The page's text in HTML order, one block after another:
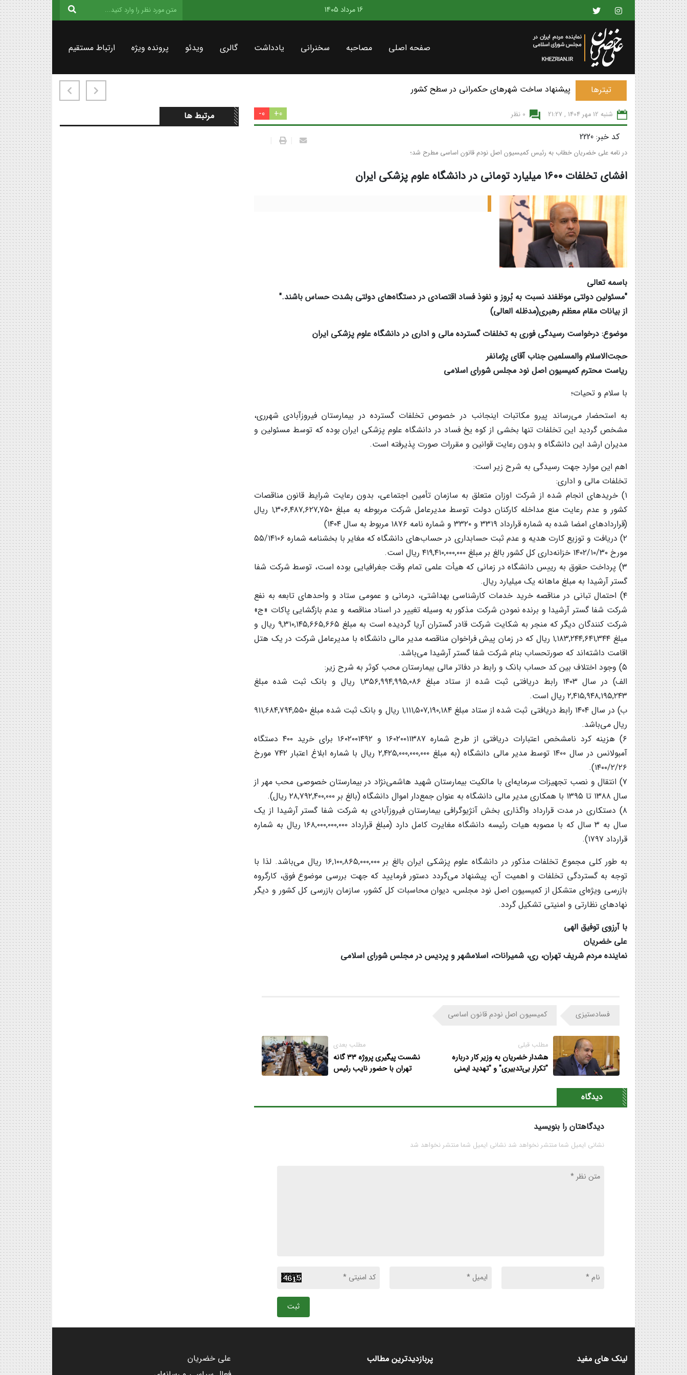
16 مرداد 1405
صفحه اصلی مصاحبه سخنرانی یادداشت گالری ویدئو پرونده ویژه ارتباط مستقیم
تیترها پیشنهاد ساخت شهرهای حکمرانی در سطح کشور
شنبه 12 مهر 1404 , 21:27 0 نظر 0+
0-
کد خبر: 2220
در نامه علی خضریان خطاب به رئیس کمیسیون اصل نودم قانون اساسی مطرح شد؛
افشای تخلفات ۱۶۰۰ میلیارد تومانی در دانشگاه علوم پزشکی ایران
باسمه تعالی
"مسئولین دولتی موظفند نسبت به بُروز و نفوذ فساد اقتصادی در دستگاه‌های دولتی بشدت حساس باشند."
از بیانات مقام معظم رهبری(مدظله العالی)
موضوع: درخواست رسیدگی فوری به تخلفات گسترده مالی و اداری در دانشگاه علوم پزشکی ایران
حجت‌الاسلام والمسلمین جناب آقای پژمانفر
ریاست محترم کمیسیون اصل نود مجلس شورای اسلامی
با سلام و تحیات؛
به استحضار می‌رساند پیرو مکاتبات اینجانب در خصوص تخلفات گسترده در بیمارستان فیروزآبادی شهرری،
مشخص گردید این تخلفات تنها بخشی از کوه یخ فساد در دانشگاه علوم پزشکی ایران بوده که توسط مسئولین و
مدیران ارشد این دانشگاه و بدون رعایت قوانین و مقررات صورت پذیرفته است.
اهم این موارد جهت رسیدگی به شرح زیر است:
تخلفات مالی و اداری:
۱) خریدهای انجام شده از شرکت اوزان متعلق به سازمان تأمین اجتماعی، بدون رعایت شرایط قانون مناقصات
کشور و عدم رعایت منع مداخله کارکنان دولت توسط مدیرعامل شرکت مربوطه به مبلغ ۱,۳۰۶,۴۸۷,۶۲۷,۷۵۰ ریال
(قراردادهای امضا شده به شماره قرارداد ۳۳۱۹ و ۳۳۲۰ و شماره نامه ۱۸۷۶ مربوط به سال ۱۴۰۴)
۲) دریافت و توزیع کارت هدیه و عدم ثبت حسابداری در حساب‌های دانشگاه که مغایر با بخشنامه شماره ۵۵/۱۴۱۰۶
مورخ ۱۴۰۲/۱۰/۳۰ خزانه‌داری کل کشور بالغ بر مبلغ ۴۱۹,۴۱۰,۰۰۰,۰۰۰ ریال است.
۳) پرداخت حقوق به رییس دانشگاه در زمانی که هیأت علمی تمام وقت جغرافیایی بوده است، توسط شرکت شفا
گستر آرشیدا به مبلغ ماهانه یک میلیارد ریال.
۴) احتمال تبانی در مناقصه خرید خدمات کارشناسی بهداشتی، درمانی و عمومی ستاد و واحدهای تابعه به نفع
شرکت شفا گستر آرشیدا و برنده نمودن شرکت مذکور به وسیله تغییر در اسناد مناقصه و عدم بازگشایی پاکات «ج»
شرکت کنندگان دیگر که منجر به شکایت شرکت قادر گستران آریا گردیده است به مبلغ ۹,۳۱۰,۱۴۵,۶۶۵,۶۶۵ ریال و
مبلغ ۱,۱۸۳,۲۴۴,۶۴۱,۳۴۴ ریال که در زمان پیش فراخوان مناقصه مدیر مالی دانشگاه با مدیرعامل شرکت در یک هتل
اقامت داشته‌اند که صورتحساب بنام شرکت شفا گستر آرشیدا می‌باشد.
۵) وجود اختلاف بین کد حساب بانک و رابط در دفاتر مالی بیمارستان محب کوثر به شرح زیر:
الف) در سال ۱۴۰۳ رابط دریافتی ثبت شده از ستاد مبلغ ۱,۳۵۶,۹۹۴,۹۹۵,۰۸۶ ریال و بانک ثبت شده مبلغ
۲,۴۱۵,۹۴۸,۱۹۵,۲۴۳ ریال است.
ب) در سال ۱۴۰۴ رابط دریافتی ثبت شده از ستاد مبلغ ۱,۱۱۱,۵۰۷,۱۹۰,۱۸۴ ریال و بانک ثبت شده مبلغ ۹۱۱,۶۸۴,۷۹۴,۵۵۰
ریال می‌باشد.
۶) هزینه کرد نامشخص اعتبارات دریافتی از طرح شماره ۱۶۰۲۰۰۱۱۳۸۷ و ۱۶۰۲۰۰۱۴۹۲ برای خرید ۴۰۰ دستگاه
آمبولانس در سال ۱۴۰۰ توسط مدیر مالی دانشگاه (به مبلغ ۲,۴۲۵,۰۰۰,۰۰۰,۰۰۰ ریال با شماره ابلاغ اعتبار ۷۴۲ مورخ
۱۴۰۰/۲/۲۶).
۷) انتقال و نصب تجهیزات سرمایه‌ای با مالکیت بیمارستان شهید هاشمی‌نژاد در بیمارستان خصوصی محب مهر از
سال ۱۳۸۸ تا ۱۳۹۵ با همکاری مدیر مالی دانشگاه به عنوان جمع‌دار اموال دانشگاه (بالغ بر ۲۸,۷۹۲,۴۰۰,۰۰۰ ریال).
۸) دستکاری در مدت قرارداد واگذاری بخش آنژیوگرافی بیمارستان فیروزآبادی به شرکت شفا گستر آرشیدا از یک
سال به ۳ سال که با مصوبه هیات رئیسه دانشگاه مغایرت کامل دارد (مبلغ قرارداد ۱۶۸,۰۰۰,۰۰۰,۰۰۰ ریال به شماره
قرارداد ۱۷۹۷).
به طور کلی مجموع تخلفات مذکور در دانشگاه علوم پزشکی ایران بالغ بر ۱۶,۱۰۰,۸۶۵,۰۰۰,۰۰۰ ریال می‌باشد. لذا با
توجه به گستردگی تخلفات و اهمیت آن، پیشنهاد می‌گردد دستور فرمایید که جهت بررسی موضوع فوق، کارگروه
بازرسی ویژه‌ای متشکل از کمیسیون اصل نود مجلس، دیوان محاسبات کل کشور، سازمان بازرسی کل کشور و دیگر
نهادهای نظارتی و امنیتی تشکیل گردد.
با آرزوی توفیق الهی
علی خضریان
نماینده مردم شریف تهران، ری، شمیرانات، اسلامشهر و پردیس در مجلس شورای اسلامی
فسادستیزی کمیسیون اصل نودم قانون اساسی
مطلب قبلی
هشدار خضریان به وزیر کار درباره
"تکرار بی‌تدبیری" و "تهدید ایمنی
مطلب بعدی
نشست پیگیری پروژه ۳۳ گانه
تهران با حضور نایب رئیس
دیدگاه
دیدگاهتان را بنویسید
نشانی ایمیل شما منتشر نخواهد شد نشانی ایمیل شما منتشر نخواهد شد
ثبت
مرتبط ها
لینک های مفید پربازدیدترین مطالب
علی خضریان